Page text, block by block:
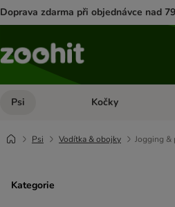
Doprava zdarma při objednávce nad
Psi Otevřít menu: Psi
Kočky
Psi Vodítka & obojky Jogging &
Kategorie